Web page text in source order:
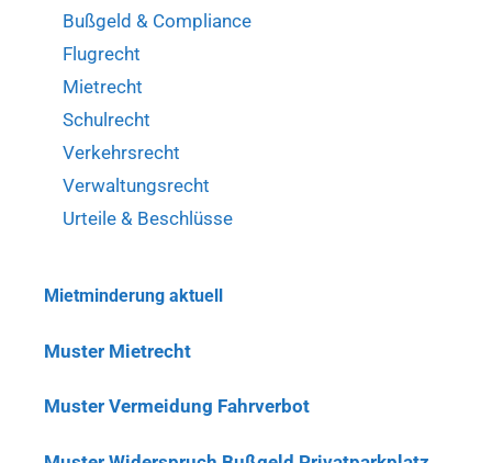
Bußgeld & Compliance
Flugrecht
Mietrecht
Schulrecht
Verkehrsrecht
Verwaltungsrecht
Urteile & Beschlüsse
Mietminderung aktuell
Muster Mietrecht
Muster Vermeidung Fahrverbot